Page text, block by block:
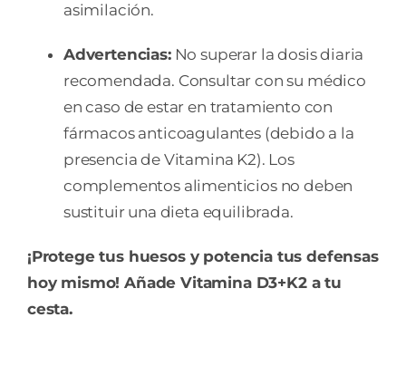
asimilación.
Advertencias:No superar la dosis diaria
recomendada. Consultar con su médico
en caso de estar en tratamiento con
fármacos anticoagulantes (debido a la
presencia de Vitamina K2). Los
complementos alimenticios no deben
sustituir una dieta equilibrada.
¡Protege tus huesos y potencia tus defensas
hoy mismo! Añade Vitamina D3+K2 a tu
cesta.